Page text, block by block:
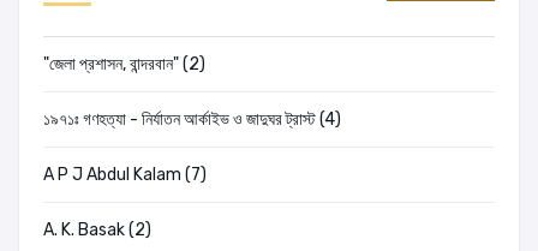
"জেলা প্রশাসন, বান্দরবান" (2)
১৯৭১ঃ গণহত্যা - নির্যাতন আর্কাইভ ও জাদুঘর ট্রাস্ট (4)
A P J Abdul Kalam (7)
A. K. Basak (2)